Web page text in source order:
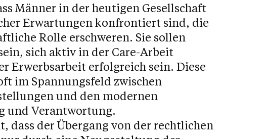
Männer in der heutigen Gesellschaft
Erwartungen konfrontiert sind, die
Rolle erschweren. Sie sollen
sich aktiv in der Care-Arbeit
Erwerbsarbeit erfolgreich sein. Diese
im Spannungsfeld zwischen
und den modernen
und Verantwortung.
der Übergang von der rechtlichen